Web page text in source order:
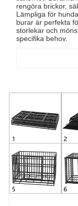
rengöra brickor,
Lämpliga för
burar är perfekta
storlekar och
specifika behov.